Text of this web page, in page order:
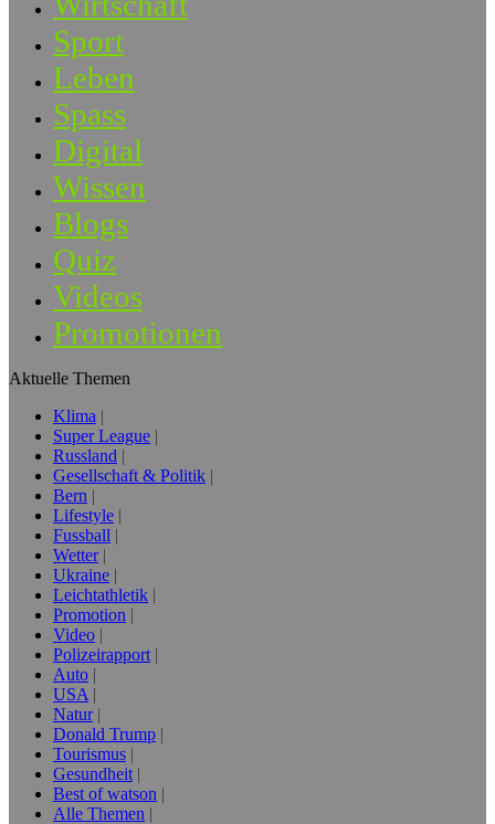
Sport
Leben
Spass
Digital
Wissen
Blogs
Quiz
Videos
Promotionen
Aktuelle Themen
Klima
Super League
Russland
Gesellschaft & Politik
Bern
Lifestyle
Fussball
Wetter
Ukraine
Leichtathletik
Promotion
Video
Polizeirapport
Auto
USA
Natur
Donald Trump
Tourismus
Gesundheit
Best of watson
Alle Themen